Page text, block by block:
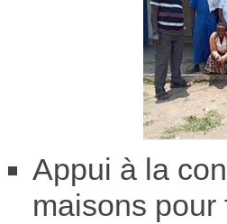
Appui à la
maisons